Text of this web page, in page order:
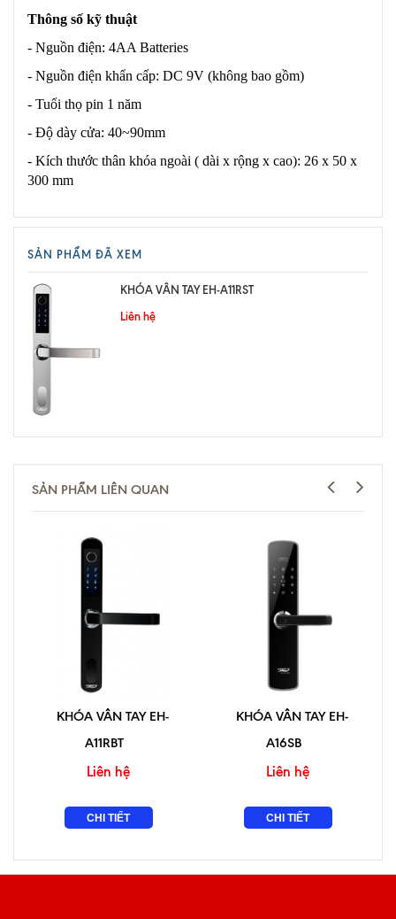
Thông số kỹ thuật
- Nguồn điện: 4AA Batteries
- Nguồn điện khẩn cấp: DC 9V (không bao gồm)
- Tuổi thọ pin 1 năm
- Độ dày cửa: 40~90mm
- Kích thước thân khóa ngoài ( dài x rộng x cao): 26 x 50 x
300 mm
SẢN PHẨM ĐÃ XEM
KHÓA VÂN TAY EH-A11RST
Liên hệ
SẢN PHẨM LIÊN QUAN
KHÓA VÂN TAY EH-
A11RBT
Liên hệ
CHI TIẾT
KHÓA VÂN TAY EH-
A16SB
Liên hệ
CHI TIẾT